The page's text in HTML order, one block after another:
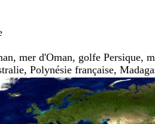
mer d'Oman, golfe
Polynésie française,